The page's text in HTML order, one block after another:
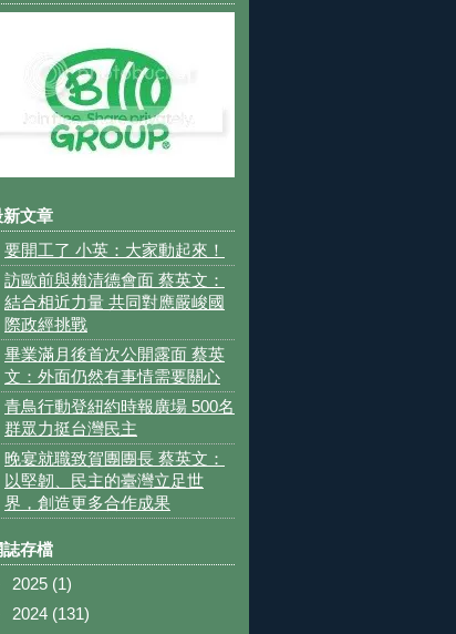
新文章
要開工了 小英：大家動起來！
訪歐前與賴清德會面 蔡英文：
結合相近力量 共同對應嚴峻國
際政經挑戰
畢業滿月後首次公開露面 蔡英
文：外面仍然有事情需要關心
青鳥行動登紐約時報廣場 500名
群眾力挺台灣民主
晚宴就職致賀團團長 蔡英文：
以堅韌、民主的臺灣立足世
界，創造更多合作成果
誌存檔
2025 (1)
2024 (131)